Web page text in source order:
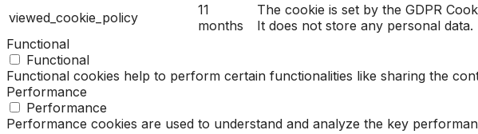
viewed_cookie_policy
11
months
The cookie is set by the GDPR
It does not store any personal data.
Functional
Functional
Functional cookies help to perform certain functionalities like sharing the
Performance
Performance
Performance cookies are used to understand and analyze the key